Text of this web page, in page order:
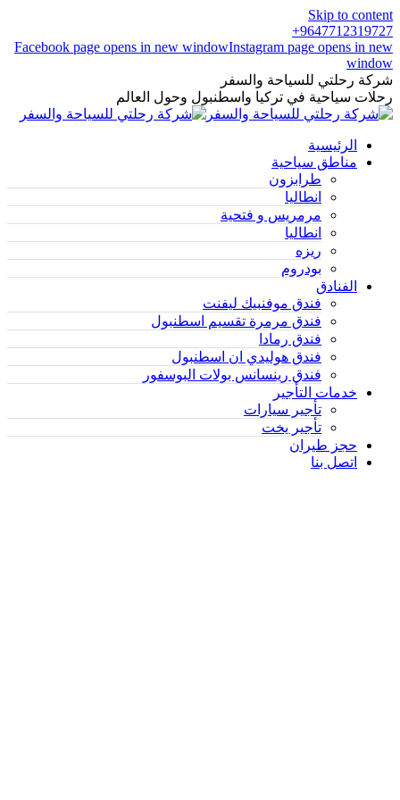
Skip to content
9647712319727+
Facebook page opens in new windowInstagram page opens in new
window
شركة رحلتي للسياحة والسفر
رحلات سياحية في تركيا واسطنبول وحول العالم
الرئيسية
مناطق سياحية
طرابزون
انطاليا
مرمريس و فتحية
انطاليا
ريزه
بودروم
الفنادق
فندق موفنبيك ليفنت
فندق مرمرة تقسيم اسطنبول
فندق رمادا
فندق هوليدي ان اسطنبول
فندق رينسانس بولات البوسفور
خدمات التأجير
تأجير سيارات
تأجير يخت
حجز طيران
اتصل بنا